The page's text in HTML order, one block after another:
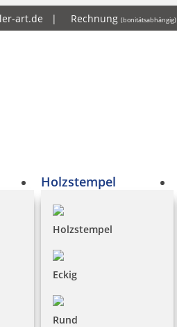
art.de | Rechnung (bonitätsabhängig)
Holzstempel
Holzstempel
Eckig
Rund